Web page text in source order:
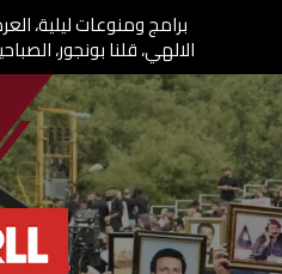
برامج ومنوعات ليلية،
الالهي، قلنا بونجور،